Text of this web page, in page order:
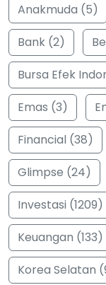
Anakmuda (5)
Bank (2)
Bursa Efek
Emas (3)
Financial (38)
Glimpse (24)
Investasi (1209)
Keuangan (133)
Korea Selatan